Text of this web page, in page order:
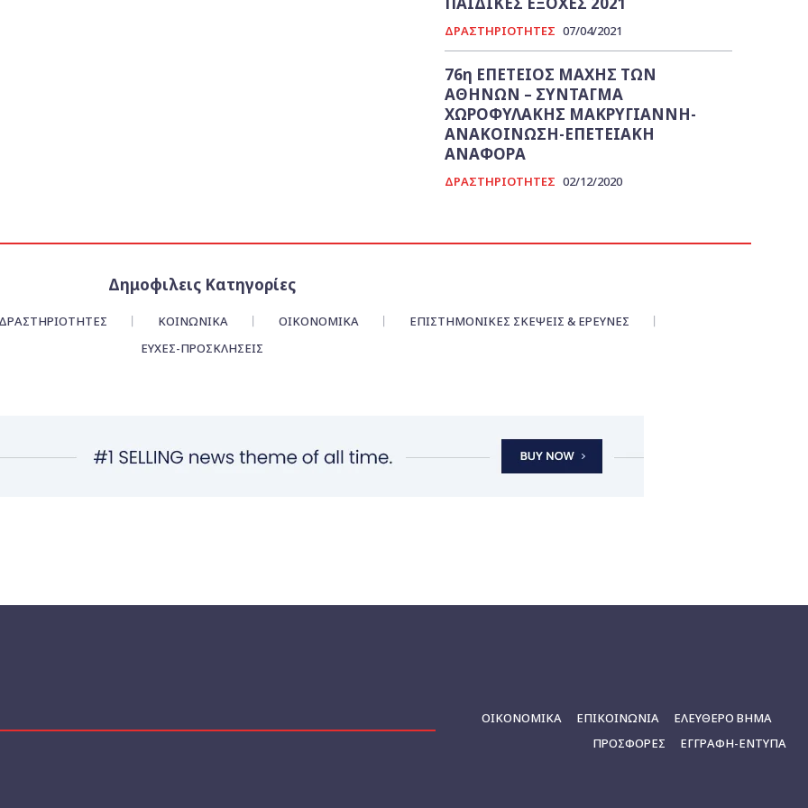
ΔΡΑΣΤΗΡΙΟΤΗΤΕΣ 07/04/2021
76η ΕΠΕΤΕΙΟΣ ΜΑΧΗΣ ΤΩΝ
ΑΘΗΝΩΝ – ΣΥΝΤΑΓΜΑ
ΧΩΡΟΦΥΛΑΚΗΣ ΜΑΚΡΥΓΙΑΝΝΗ-
ΑΝΑΚΟΙΝΩΣΗ-ΕΠΕΤΕΙΑΚΗ
ΑΝΑΦΟΡΑ
ΔΡΑΣΤΗΡΙΟΤΗΤΕΣ 02/12/2020
Δημοφιλεις Κατηγορίες
ΔΡΑΣΤΗΡΙΟΤΗΤΕΣ ΚΟΙΝΩΝΙΚΑ ΟΙΚΟΝΟΜΙΚΆ
ΕΠΙΣΤΗΜΟΝΙΚΕΣ ΣΚΕΨΕΙΣ & ΕΡΕΥΝΕΣ
ΕΥΧΈΣ-ΠΡΟΣΚΛΉΣΕΙΣ
ΟΙΚΟΝΟΜΙΚΆ ΕΠΙΚΟΙΝΩΝΊΑ
ΕΛΕΥΘΕΡΟ ΒΗΜΑ
ΠΡΟΣΦΟΡΕΣ
ΕΓΓΡΑΦΉ-ΈΝΤΥΠΑ